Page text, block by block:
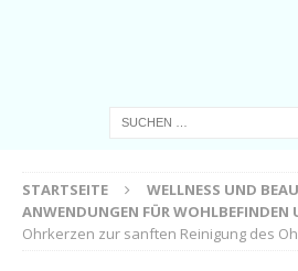
STARTSEITE
WELLNESS UND
ANWENDUNGEN FÜR WOHLBEFINDEN
Ohrkerzen zur sanften Reinigung des